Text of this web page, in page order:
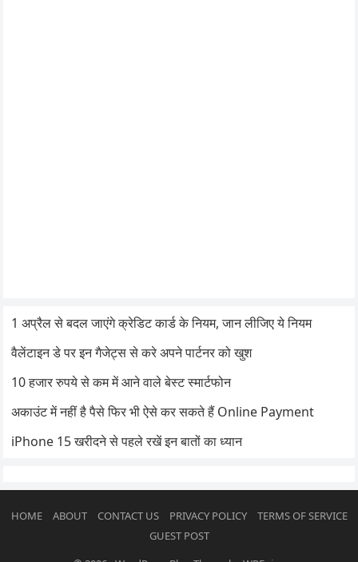
1 अप्रैल से बदल जाएंगे क्रेडिट कार्ड के नियम, जान लीजिए ये नियम
वैलेंटाइन डे पर इन गैजेट्स से करे अपने पार्टनर को खुश
10 हजार रुपये से कम में आने वाले बेस्ट स्मार्टफोन
अकाउंट में नहीं है पैसे फिर भी ऐसे कर सकते हैं Online Payment
iPhone 15 खरीदने से पहले रखें इन बातों का ध्यान
HOME ABOUT CONTACT US PRIVACY POLICY
TERMS OF SERVICE
GUEST POST